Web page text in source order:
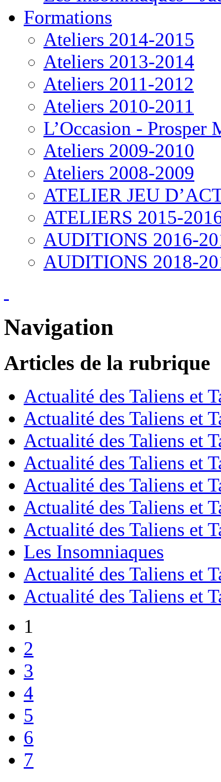
Formations
Ateliers 2014-2015
Ateliers 2013-2014
Ateliers 2011-2012
Ateliers 2010-2011
L’Occasion - Prosper
Ateliers 2009-2010
Ateliers 2008-2009
ATELIER JEU
ATELIERS 2015-
AUDITIONS 2016-
AUDITIONS 2018-
Navigation
Articles de la rubrique
Actualité des Taliens et
Actualité des Taliens et
Actualité des Taliens et
Actualité des Taliens et
Actualité des Taliens et
Actualité des Taliens et
Actualité des Taliens et
Les Insomniaques
Actualité des Taliens et
Actualité des Taliens et
1
2
3
4
5
6
7